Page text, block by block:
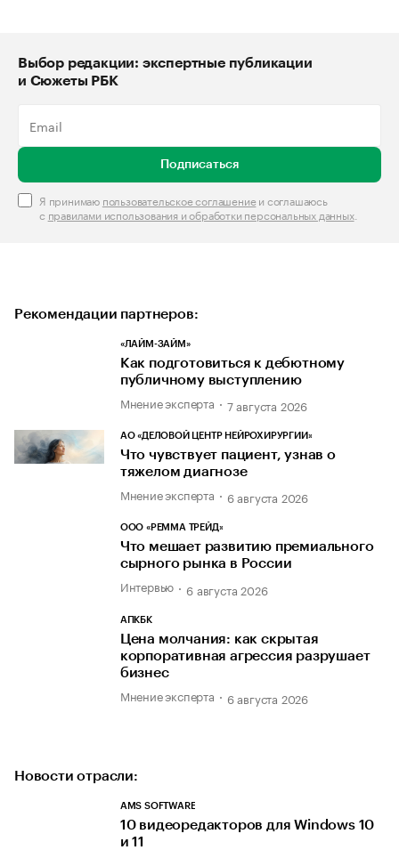
Выбор редакции: экспертные публикации
и Сюжеты РБК
Подписаться
Я принимаю пользовательское соглашениеи соглашаюсь
с правилами использования и обработки персональных данных.
Рекомендации партнеров:
«ЛАЙМ-ЗАЙМ»
Как подготовиться к дебютному
публичному выступлению
Мнение эксперта 7 августа 2026
АО «ДЕЛОВОЙ ЦЕНТР НЕЙРОХИРУРГИИ»
Что чувствует пациент, узнав о
тяжелом диагнозе
Мнение эксперта 6 августа 2026
ООО «РЕММА ТРЕЙД»
Что мешает развитию премиального
сырного рынка в России
Интервью 6 августа 2026
АПКБК
Цена молчания: как скрытая
корпоративная агрессия разрушает
бизнес
Мнение эксперта 6 августа 2026
Новости отрасли:
AMS SOFTWARE
10 видеоредакторов для Windows 10
и 11